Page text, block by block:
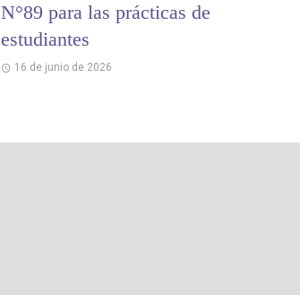
N°89 para las prácticas de
estudiantes
16 de junio de 2026